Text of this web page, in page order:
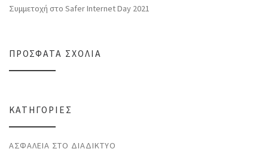
Συμμετοχή στο Safer Internet Day 2021
ΠΡΌΣΦΑΤΑ ΣΧΌΛΙΑ
KΑΤΗΓΟΡΊΕΣ
ΑΣΦΆΛΕΙΑ ΣΤΟ ΔΙΑΔΊΚΤΥΟ